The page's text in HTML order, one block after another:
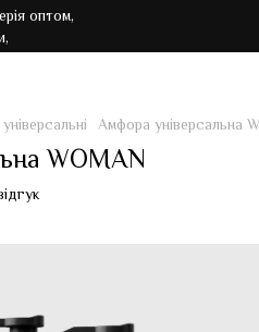
Амфора універсальна
WOMAN